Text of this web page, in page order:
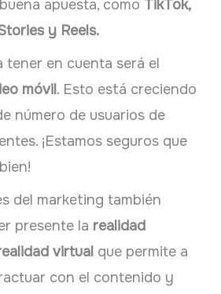
apuesta, como TikTok,
y Reels.
tener en cuenta será el
móvil. Esto está creciendo
número de usuarios de
¡Estamos seguros que
del marketing también
presente la realidad
virtual que permite a
con el contenido y